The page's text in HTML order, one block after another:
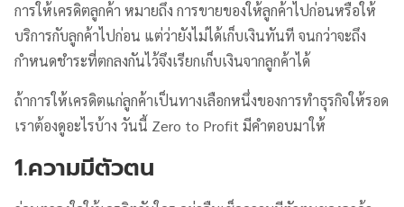
การให้เครดิตลูกค้า หมายถึง การขายของให้ลูกค้าไปก่อนหรือให้
บริการกับลูกค้าไปก่อน แต่ว่ายังไม่ได้เก็บเงินทันที จนกว่าจะถึง
กำหนดชำระที่ตกลงกันไว้จึงเรียกเก็บเงินจากลูกค้าได้
ถ้าการให้เครดิตแก่ลูกค้าเป็นทางเลือกหนึ่งของการทำธุรกิจให้รอด
เราต้องดูอะไรบ้าง วันนี้ Zero to Profit มีคำตอบมาให้
1.ความมีตัวตน